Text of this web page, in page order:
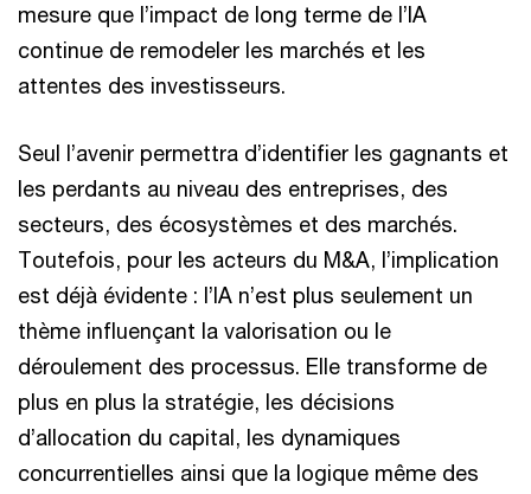
mesure que l’impact de long terme de l’IA
continue de remodeler les marchés et les
attentes des investisseurs.
Seul l’avenir permettra d’identifier les gagnants et
les perdants au niveau des entreprises, des
secteurs, des écosystèmes et des marchés.
Toutefois, pour les acteurs du M&A, l’implication
est déjà évidente : l’IA n’est plus seulement un
thème influençant la valorisation ou le
déroulement des processus. Elle transforme de
plus en plus la stratégie, les décisions
d’allocation du capital, les dynamiques
concurrentielles ainsi que la logique même des